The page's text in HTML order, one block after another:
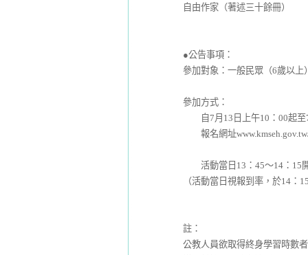
自由作家（著述三十餘冊）
●公告事項：
參加對象：一般民眾（6歲以上
參加方式：
自7月13日上午10：00起至7
報名網址www.kmseh.gov.tw/
活動當日13：45～14：15開
（活動當日視報到率，於14：
註：
公教人員欲取得終身學習時數